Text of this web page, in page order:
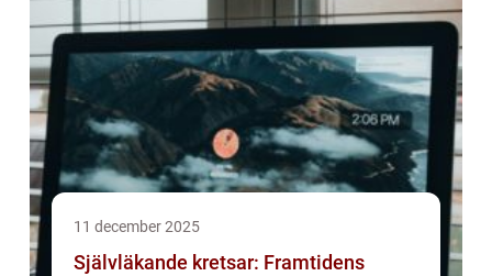
11 december 2025
Självläkande kretsar: Framtidens